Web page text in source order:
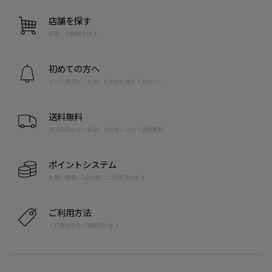
店舗を探す
お近くの店舗を探す
初めての方へ
もっと便利に！たのしむために覚えておきたい
送料無料
10,000円以上（税込）のお買い上げで送料無料
ポイントシステム
お買い物毎に1pt=1円でご利用頂けます
ご利用方法
ご利用方法をご確認頂けます